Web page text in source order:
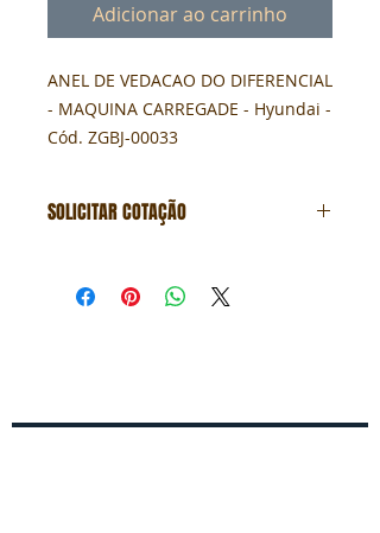
Adicionar ao carrinho
ANEL DE VEDACAO DO DIFERENCIAL
- MAQUINA CARREGADE - Hyundai -
Cód. ZGBJ-00033
SOLICITAR COTAÇÃO